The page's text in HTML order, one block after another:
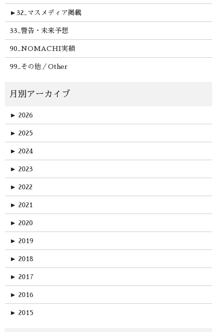
► 32_マスメディア掲載
33_警告・未来予想
90_NOMACHI実績
99_その他／Other
► 2026
► 2025
► 2024
► 2023
► 2022
► 2021
► 2020
► 2019
► 2018
► 2017
► 2016
► 2015